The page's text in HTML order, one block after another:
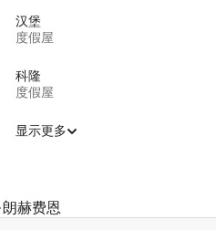
汉堡
度假屋
科隆
度假屋
显示更多
朗赫费恩